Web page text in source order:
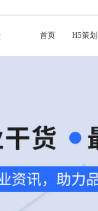
首页 H5策划